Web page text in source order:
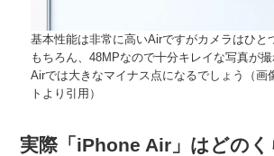
基本性能は非常に高いAirですがカメラはひと
もちろん、48MPなので十分キレイな写真が
Airでは大きなマイナス点になるでしょう（画
トより引用）
実際「iPhone Air」はどのく